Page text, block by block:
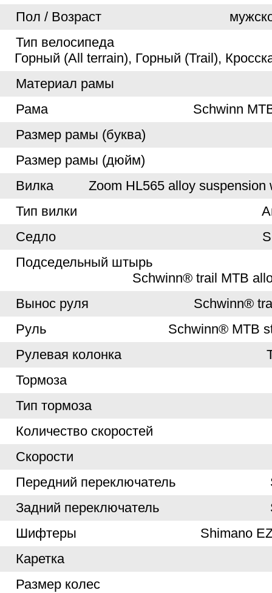
Пол / Возраст
Тип велосипеда
Горный (All terrain), Горный (Trail),
Материал рамы
Рама
Schwinn
Размер рамы (буква)
Размер рамы (дюйм)
Вилка
Zoom HL565 alloy suspension
Тип вилки
Седло
Подседельный штырь
Schwinn® trail MTB
Вынос руля
Schwinn®
Руль
Schwinn® MTB
Рулевая колонка
Тормоза
Тип тормоза
Количество скоростей
Скорости
Передний переключатель
Задний переключатель
Шифтеры
Shimano
Каретка
Размер колес